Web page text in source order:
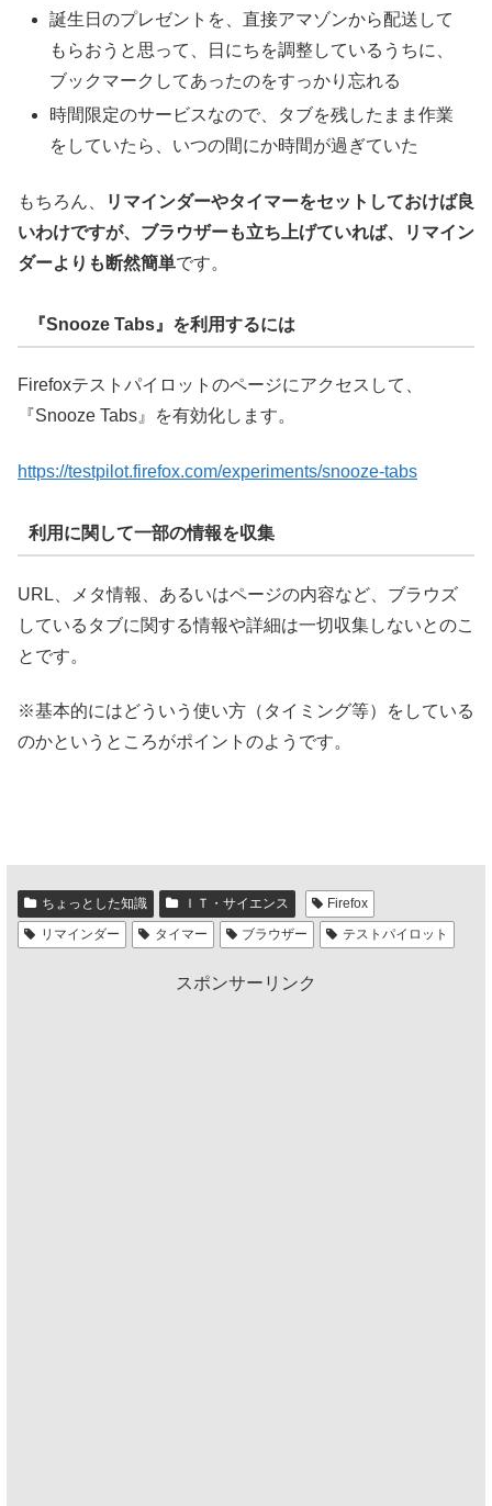
誕生日のプレゼントを、直接アマゾンから配送して
もらおうと思って、日にちを調整しているうちに、
ブックマークしてあったのをすっかり忘れる
時間限定のサービスなので、タブを残したまま作業
をしていたら、いつの間にか時間が過ぎていた
もちろん、
リマインダーやタイマーをセットしておけば良
いわけですが、ブラウザーも立ち上げていれば、リマイン
ダーよりも断然簡単です。
『Snooze Tabs』を利用するには
Firefoxテストパイロットのページにアクセスして、
『Snooze Tabs』を有効化します。
https://testpilot.firefox.com/experiments/snooze-tabs
利用に関して一部の情報を収集
URL、メタ情報、あるいはページの内容など、ブラウズ
しているタブに関する情報や詳細は一切収集しないとのこ
とです。
※基本的にはどういう使い方（タイミング等）をしている
のかというところがポイントのようです。
ちょっとした知識 ＩＴ・サイエンス
Firefox
リマインダー
タイマー ブラウザー テストパイロット
スポンサーリンク